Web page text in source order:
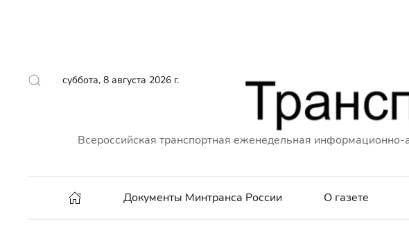
суббота, 8 августа 2026 г.
Всероссийская транспортная еженедельная
Документы Минтранса России О газете